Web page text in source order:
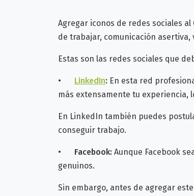
Agregar iconos de redes sociales
de trabajar, comunicación
Estas son las redes sociales que
• LinkedIn: En esta red
más extensamente tu experiencia,
En LinkedIn también puedes
conseguir trabajo.
• Facebook: Aunque Facebook
genuinos.
Sin embargo, antes de agregar